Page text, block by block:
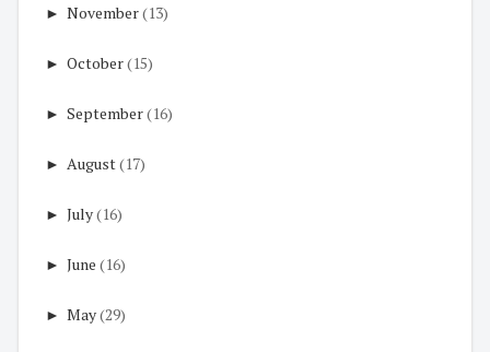
► November(13)
► October(15)
► September(16)
► August(17)
► July(16)
► June (16)
► May(29)